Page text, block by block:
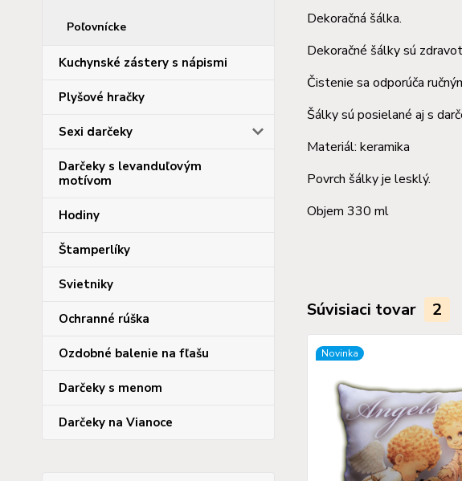
Poľovnícke
Kuchynské zástery s nápismi
Plyšové hračky
Sexi darčeky
Darčeky s levanduľovým
motívom
Hodiny
Štamperlíky
Svietniky
Ochranné rúška
Ozdobné balenie na fľašu
Darčeky s menom
Darčeky na Vianoce
Dekoračná šálka.
Dekoračné šálky sú
Čistenie sa odporúča
Šálky sú posielané aj s
Materiál: keramika
Povrch šálky je lesklý.
Objem 330 ml
Súvisiaci tovar 2
Novinka